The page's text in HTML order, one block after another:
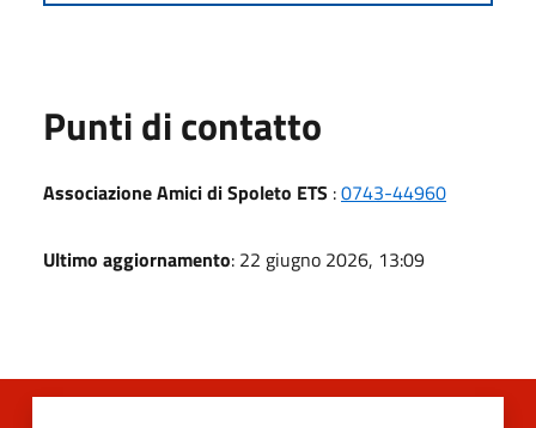
Punti di contatto
Associazione Amici di Spoleto ETS :0743-44960
Ultimo aggiornamento: 22 giugno 2026, 13:09